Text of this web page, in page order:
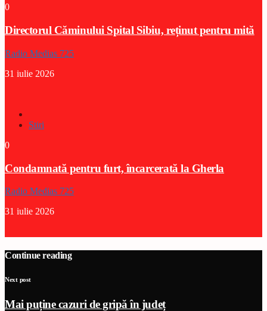
0
Directorul Căminului Spital Sibiu, reținut pentru mită
Radio Medias 725
31 iulie 2026
Stiri
0
Condamnată pentru furt, încarcerată la Gherla
Radio Medias 725
31 iulie 2026
Continue reading
Next post
Mai puține cazuri de gripă în județ